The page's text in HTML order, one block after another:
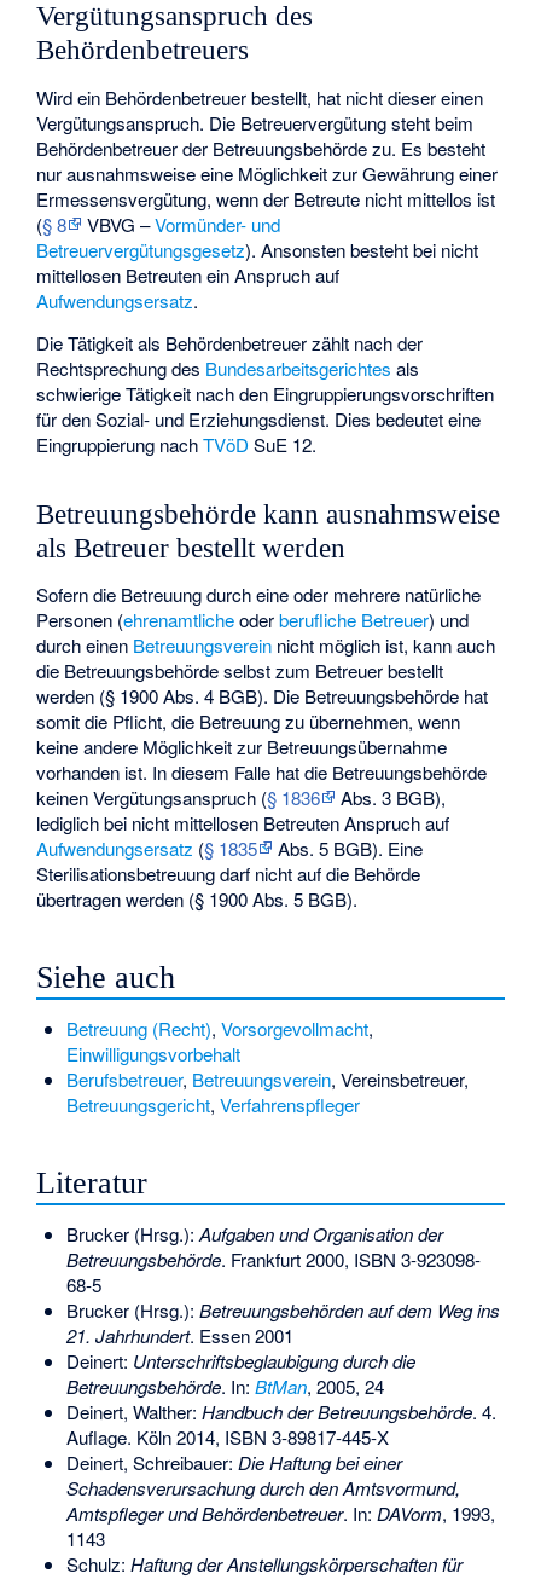
Vergütungsanspruch des
Behördenbetreuers
Wird ein Behördenbetreuer bestellt, hat nicht dieser einen
Vergütungsanspruch. Die Betreuervergütung steht beim
Behördenbetreuer der Betreuungsbehörde zu. Es besteht
nur ausnahmsweise eine Möglichkeit zur Gewährung einer
Ermessensvergütung, wenn der Betreute nicht mittellos ist
(§ 8 VBVG –Vormünder- und
Betreuervergütungsgesetz). Ansonsten besteht bei nicht
mittellosen Betreuten ein Anspruch auf
Aufwendungsersatz.
Die Tätigkeit als Behördenbetreuer zählt nach der
Rechtsprechung des Bundesarbeitsgerichtes als
schwierige Tätigkeit nach den Eingruppierungsvorschriften
für den Sozial- und Erziehungsdienst. Dies bedeutet eine
Eingruppierung nachTVöD SuE 12.
Betreuungsbehörde kann ausnahmsweise
als Betreuer bestellt werden
Sofern die Betreuung durch eine oder mehrere natürliche
Personen (ehrenamtlicheoderberufliche Betreuer) und
durch einen Betreuungsverein nicht möglich ist, kann auch
die Betreuungsbehörde selbst zum Betreuer bestellt
werden (§ 1900 Abs. 4 BGB). Die Betreuungsbehörde hat
somit die Pflicht, die Betreuung zu übernehmen, wenn
keine andere Möglichkeit zur Betreuungsübernahme
vorhanden ist. In diesem Falle hat die Betreuungsbehörde
keinen Vergütungsanspruch (§ 1836
Abs. 3 BGB),
lediglich bei nicht mittellosen Betreuten Anspruch auf
Aufwendungsersatz (§ 1835
Abs. 5 BGB). Eine
Sterilisationsbetreuungdarf nicht auf die Behörde
übertragen werden (§ 1900 Abs. 5 BGB).
Siehe auch
Betreuung (Recht), Vorsorgevollmacht,
Einwilligungsvorbehalt
Berufsbetreuer, Betreuungsverein, Vereinsbetreuer,
Betreuungsgericht, Verfahrenspfleger
Literatur
Brucker (Hrsg.): Aufgaben und Organisation der
Betreuungsbehörde. Frankfurt 2000, ISBN 3-923098-
68-5
Brucker (Hrsg.): Betreuungsbehörden auf dem Weg ins
21. Jahrhundert. Essen 2001
Deinert: Unterschriftsbeglaubigung durch die
Betreuungsbehörde. In: BtMan, 2005, 24
Deinert, Walther: Handbuch der Betreuungsbehörde. 4.
Auflage. Köln 2014, ISBN 3-89817-445-X
Deinert, Schreibauer: Die Haftung bei einer
Schadensverursachung durch den Amtsvormund,
Amtspfleger und Behördenbetreuer. In: DAVorm, 1993,
1143
Schulz: Haftung der Anstellungskörperschaften für